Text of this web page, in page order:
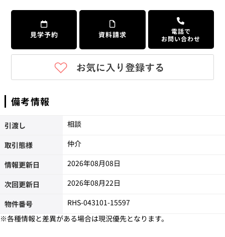
見学予約 資料請求
電話で
お問い合わせ
備考情報
引渡し 相談
取引態様 仲介
情報更新日 2026年08月08日
次回更新日 2026年08月22日
物件番号
RHS-043101-15597
※各種情報と差異がある場合は現況優先となります。